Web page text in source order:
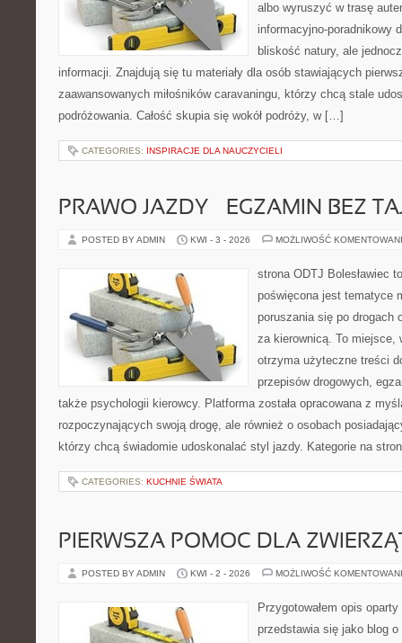
albo wyruszyć w trasę
informacyjno-poradnikowy
bliskość natury, ale
informacji. Znajdują się tu materiały dla osób stawiających
zaawansowanych miłośników caravaningu, którzy chcą stale
podróżowania. Całość skupia się wokół podróży, w […]
CATEGORIES: INSPIRACJE DLA NAUCZYCIELI
PRAWO JAZDY – EGZAMIN BEZ
POSTED BY ADMIN KWI - 3 - 2026 MOŻLIWOŚĆ
strona ODTJ Bolesławiec
poświęcona jest tematyce
poruszania się po drogach
za kierownicą. To miejsce,
otrzyma użyteczne treści
przepisów drogowych,
także psychologii kierowcy. Platforma została opracowana z
rozpoczynających swoją drogę, ale również o osobach
którzy chcą świadomie udoskonalać styl jazdy. Kategorie na
CATEGORIES: KUCHNIE ŚWIATA
PIERWSZA POMOC DLA
POSTED BY ADMIN KWI - 2 - 2026 MOŻLIWOŚĆ
Przygotowałem opis
przedstawia się jako blog